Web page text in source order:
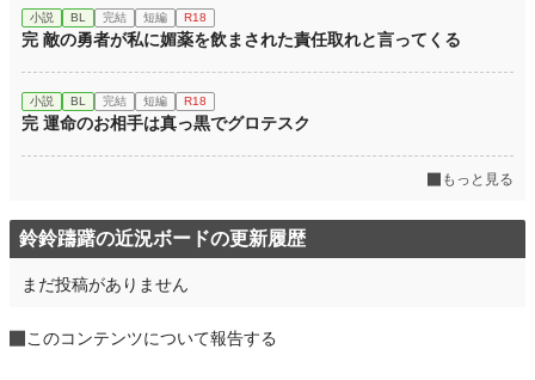
小説 BL 完結 短編 R18
完 敵の勇者が私に媚薬を飲まされた責任取れと言ってくる
小説 BL 完結 短編 R18
完 運命のお相手は真っ黒でグロテスク
もっと見る
鈴鈴躊躇の近況ボードの更新履歴
まだ投稿がありません
このコンテンツについて報告する